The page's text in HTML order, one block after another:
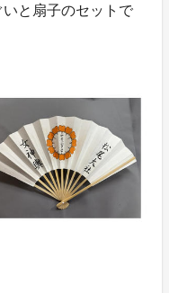
と扇子のセットで